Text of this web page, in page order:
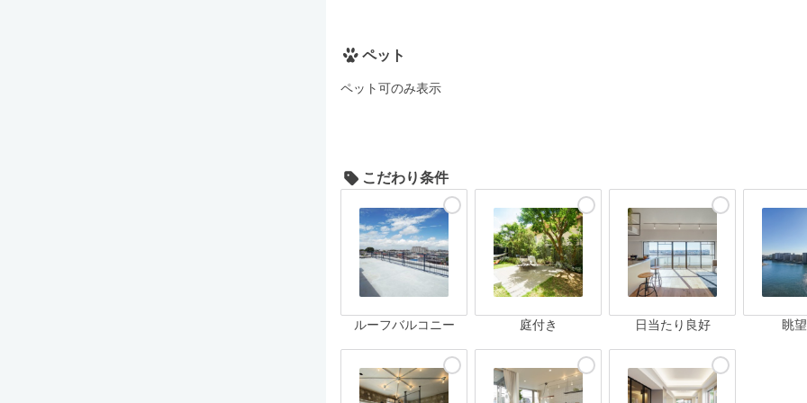
ペット
ペット可のみ表示
こだわり条件
ルーフバルコニー 庭付き 日当たり良好 眺